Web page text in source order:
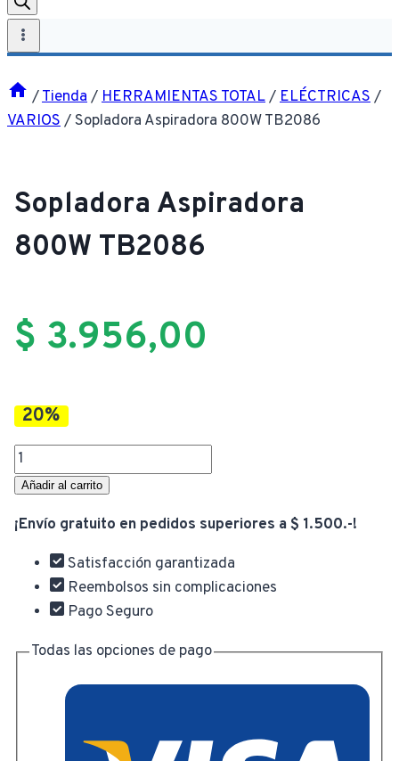
productos
/Tienda/HERRAMIENTAS TOTAL/ELÉCTRICAS/
VARIOS/Sopladora Aspiradora 800W TB2086
Sopladora Aspiradora
800W TB2086
$ 3.956,00
20%
Sopladora
Aspiradora
TB2086
cantidad
Añadir al carrito
¡Envío gratuito en pedidos superiores a $ 1.500.-!
Satisfacción garantizada
Reembolsos sin complicaciones
Pago Seguro
Todas las opciones de pago